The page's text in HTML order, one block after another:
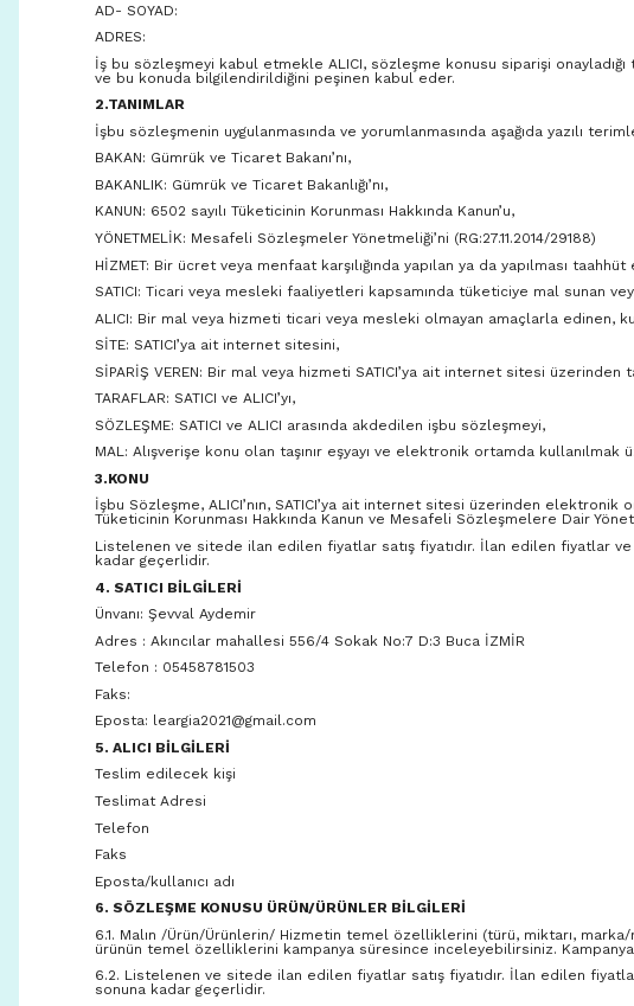
AD- SOYAD:
ADRES:
İş bu sözleşmeyi kabul etmekle ALICI, sözleşme konusu siparişi
ve bu konuda bilgilendirildiğini peşinen kabul eder.
2.TANIMLAR
İşbu sözleşmenin uygulanmasında ve yorumlanmasında aşağıda yazılı
BAKAN: Gümrük ve Ticaret Bakanı’nı,
BAKANLIK: Gümrük ve Ticaret Bakanlığı’nı,
KANUN: 6502 sayılı Tüketicinin Korunması Hakkında Kanun’u,
YÖNETMELİK: Mesafeli Sözleşmeler Yönetmeliği’ni (RG:27.11.2014/29188)
HİZMET: Bir ücret veya menfaat karşılığında yapılan ya da yapılması
SATICI: Ticari veya mesleki faaliyetleri kapsamında tüketiciye mal sunan
ALICI: Bir mal veya hizmeti ticari veya mesleki olmayan amaçlarla edinen,
SİTE: SATICI’ya ait internet sitesini,
SİPARİŞ VEREN: Bir mal veya hizmeti SATICI’ya ait internet sitesi
TARAFLAR: SATICI ve ALICI’yı,
SÖZLEŞME: SATICI ve ALICI arasında akdedilen işbu sözleşmeyi,
MAL: Alışverişe konu olan taşınır eşyayı ve elektronik ortamda
3.KONU
İşbu Sözleşme, ALICI’nın, SATICI’ya ait internet sitesi üzerinden
Tüketicinin Korunması Hakkında Kanun ve Mesafeli Sözleşmelere Dair
Listelenen ve sitede ilan edilen fiyatlar satış fiyatıdır. İlan edilen fiyatlar
kadar geçerlidir.
4. SATICI BİLGİLERİ
Ünvanı: Şevval Aydemir
Adres : Akıncılar mahallesi 556/4 Sokak No:7 D:3 Buca İZMİR
Telefon : 05458781503
Faks:
Eposta: leargia2021@gmail.com
5. ALICI BİLGİLERİ
Teslim edilecek kişi
Teslimat Adresi
Telefon
Faks
Eposta/kullanıcı adı
6. SÖZLEŞME KONUSU ÜRÜN/ÜRÜNLER BİLGİLERİ
6.1. Malın /Ürün/Ürünlerin/ Hizmetin temel özelliklerini (türü, miktarı,
ürünün temel özelliklerini kampanya süresince inceleyebilirsiniz.
6.2. Listelenen ve sitede ilan edilen fiyatlar satış fiyatıdır. İlan edilen
sonuna kadar geçerlidir.